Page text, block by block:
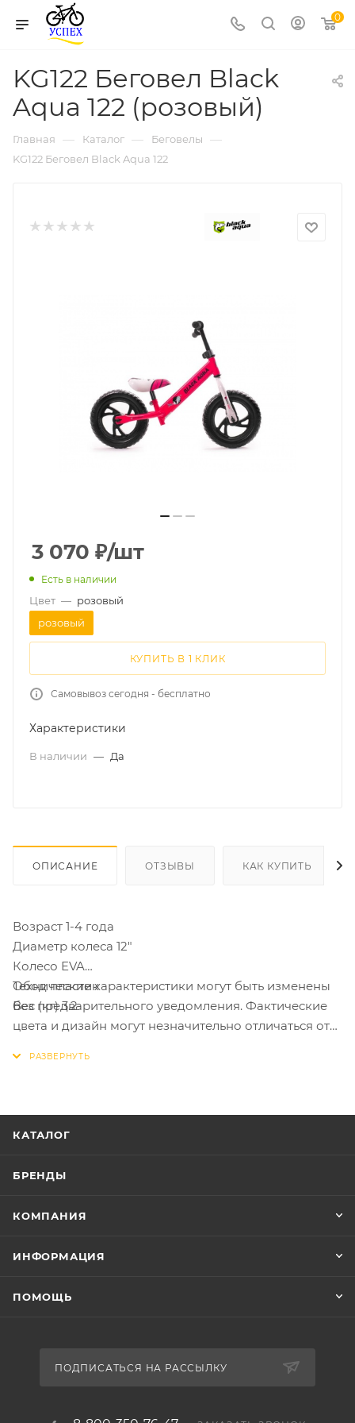
0
KG122 Беговел Black
Aqua 122 (розовый)
Главная — Каталог — Беговелы —
KG122 Беговел Black Aqua 122
3 070 ₽/шт
Есть в наличии
Цвет — розовый
розовый
КУПИТЬ В 1 КЛИК
Самовывоз сегодня - бесплатно
Характеристики
В наличии — Да
ОПИСАНИЕ ОТЗЫВЫ КАК КУПИТЬ
Возраст 1-4 года
Диаметр колеса 12"
Колесо EVA
Обод пластик
Вес (кг) 3.2
Технические характеристики могут быть изменены
без предварительного уведомления. Фактические
цвета и дизайн могут незначительно отличаться от
КАТАЛОГ
БРЕНДЫ
КОМПАНИЯ
ИНФОРМАЦИЯ
ПОМОЩЬ
ПОДПИСАТЬСЯ НА РАССЫЛКУ